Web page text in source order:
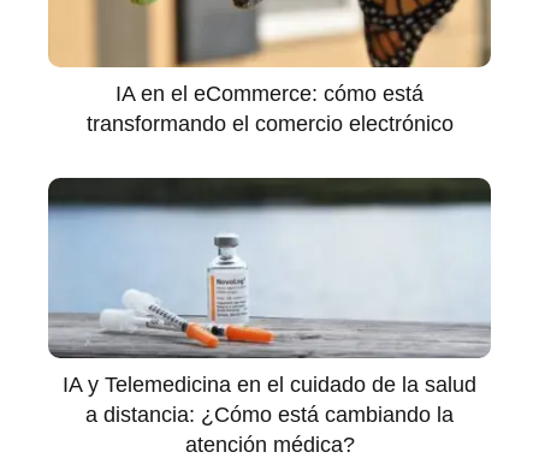
IA en el eCommerce: cómo está
transformando el comercio electrónico
IA y Telemedicina en el cuidado de la salud
a distancia: ¿Cómo está cambiando la
atención médica?